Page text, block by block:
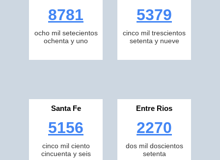
8781
ocho mil setecientos
ochenta y uno
5379
cinco mil trescientos
setenta y nueve
Santa Fe
5156
cinco mil ciento
cincuenta y seis
Entre Rios
2270
dos mil doscientos
setenta